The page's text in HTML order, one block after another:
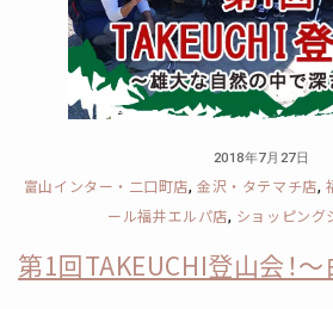
2018年7月27日
富山インター・二口町店,金沢・タテマチ店,
ール福井エルパ店, ショッピング
第1回TAKEUCHI登山会！